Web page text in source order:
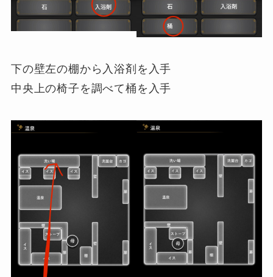
下の壁左の棚から入浴剤を入手
中央上の椅子を調べて桶を入手